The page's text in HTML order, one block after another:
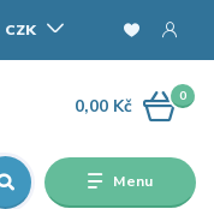
Menu
CZK
0
0,00 Kč